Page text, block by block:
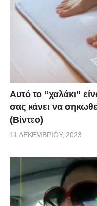
Αυτό το “χαλάκι”
σας κάνει να
(Βίντεο)
11 ΔΕΚΕΜΒΡΊΟΥ, 2023